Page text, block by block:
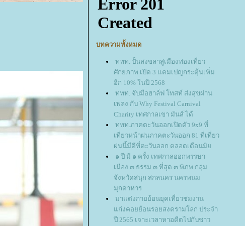
บทความทั้งหมด
ททท. ปั้นสงขลาสู่เมืองท่องเที่ยว
ศักยภาพ เปิด 3 แคมเปญกระตุ้นเพิ่ม
อีก 10% ในปี 2568
ททท. จับมือฮาล์ฟ โทสท์ ส่งสุขผ่าน
เพลง กับ Why Festival Carnival
Charity เทศกาลเขา มันส์ ได้
ททท.ภาคตะวันออกเปิดตัว 9x9 ที่
เที่ยวหน้าฝนภาคตะวันออก 81 ที่เที่ยว
ฝนนี้มีดีที่ตะวันออก ตลอดเดือนมิ
๑ ปี มี ๑ ครั้ง เทศกาลออกพรรษา
เมือง ๓ ธรรม ๓ ที่สุด ๓ พิภพ กลุ่ม
จังหวัดสนุก สกลนคร นครพนม
มุกดาหาร
มาแต่งกายย้อนยุคเที่ยวชมงาน
ก่งคอยย้อนรอยสงครามโลก ประจำ
ปี 2565 เจาะเวลาหาอดีตไปกับชาว